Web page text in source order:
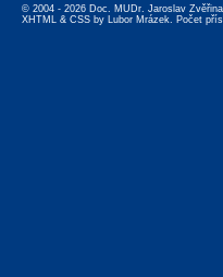
© 2004 - 2026 Doc. MUDr. Jaroslav
XHTML & CSS by Lubor Mrázek. Počet